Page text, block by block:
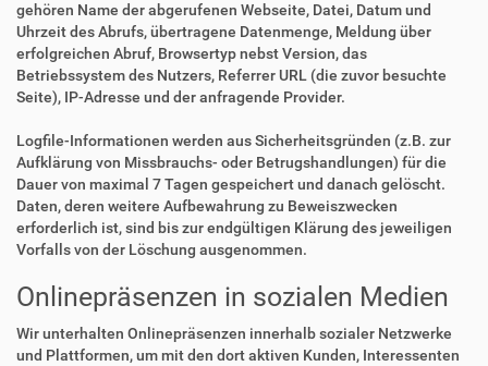
gehören Name der abgerufenen Webseite, Datei, Datum und
Uhrzeit des Abrufs, übertragene Datenmenge, Meldung über
erfolgreichen Abruf, Browsertyp nebst Version, das
Betriebssystem des Nutzers, Referrer URL (die zuvor besuchte
Seite), IP-Adresse und der anfragende Provider.
Logfile-Informationen werden aus Sicherheitsgründen (z.B. zur
Aufklärung von Missbrauchs- oder Betrugshandlungen) für die
Dauer von maximal 7 Tagen gespeichert und danach gelöscht.
Daten, deren weitere Aufbewahrung zu Beweiszwecken
erforderlich ist, sind bis zur endgültigen Klärung des jeweiligen
Vorfalls von der Löschung ausgenommen.
Onlinepräsenzen in sozialen Medien
Wir unterhalten Onlinepräsenzen innerhalb sozialer Netzwerke
und Plattformen, um mit den dort aktiven Kunden, Interessenten